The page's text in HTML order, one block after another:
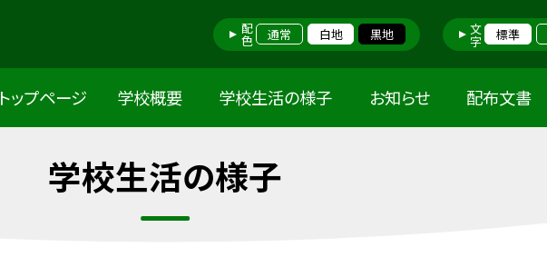
配色 通常 白地 黒地 文字 標準
トップページ 学校概要 学校生活の様子 お知らせ 配布文書
学校生活の様子